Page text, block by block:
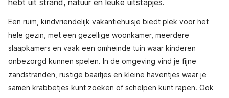
Een ruim, kindvriendelijk vakantiehuisje biedt plek voor het
hele gezin, met een gezellige woonkamer, meerdere
slaapkamers en vaak een omheinde tuin waar kinderen
onbezorgd kunnen spelen. In de omgeving vind je fijne
zandstranden, rustige baaitjes en kleine haventjes waar je
samen krabbetjes kunt zoeken of schelpen kunt rapen. Ook